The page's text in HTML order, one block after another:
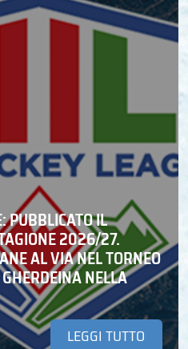
PUBBLICATO IL
2026/27.
AL VIA NEL TORNEO
NELLA
LEGGI TUTTO